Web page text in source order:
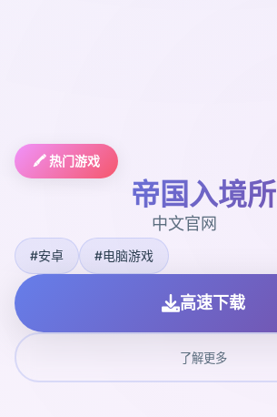
🖍️ 热门游戏
帝国入境所
中文官网
#安卓 #电脑游戏
高速下载
了解更多